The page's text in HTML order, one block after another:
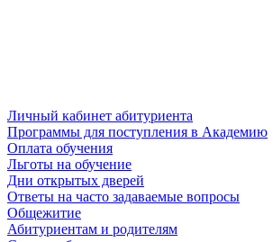
Личный кабинет абитуриента
Программы для поступления в Академию
Оплата обучения
Льготы на обучение
Дни открытых дверей
Ответы на часто задаваемые вопросы
Общежитие
Абитуриентам и родителям